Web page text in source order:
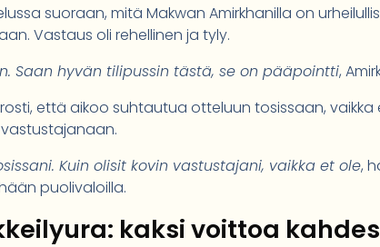
suoraan, mitä Makwan Amirkhanilla on
Vastaus oli rehellinen ja tyly.
Saan hyvän tilipussin tästä, se on pääpointti,
että aikoo suhtautua otteluun tosissaan,
Kuin olisit kovin vastustajani, vaikka et ole,
puolivaloilla.
kaksi voittoa